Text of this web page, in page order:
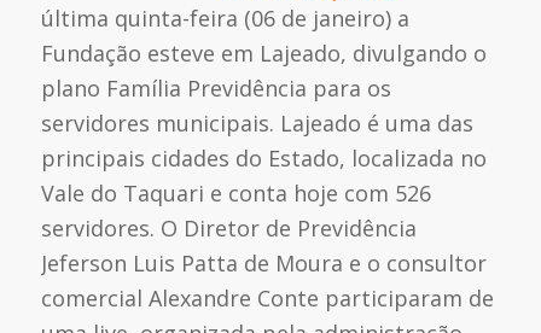
última quinta-feira (06 de janeiro) a
Fundação esteve em Lajeado, divulgando o
plano Família Previdência para os
servidores municipais. Lajeado é uma das
principais cidades do Estado, localizada no
Vale do Taquari e conta hoje com 526
servidores. O Diretor de Previdência
Jeferson Luis Patta de Moura e o consultor
comercial Alexandre Conte participaram de